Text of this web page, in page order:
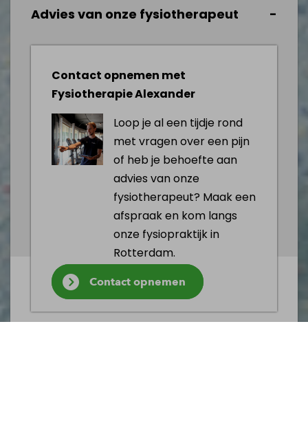
Advies van onze fysiotherapeut
Contact opnemen met
Fysiotherapie Alexander
Loop je al een tijdje rond
met vragen over een pijn
of heb je behoefte aan
advies van onze
fysiotherapeut? Maak een
afspraak en kom langs
onze fysiopraktijk in
Rotterdam.
Contact opnemen